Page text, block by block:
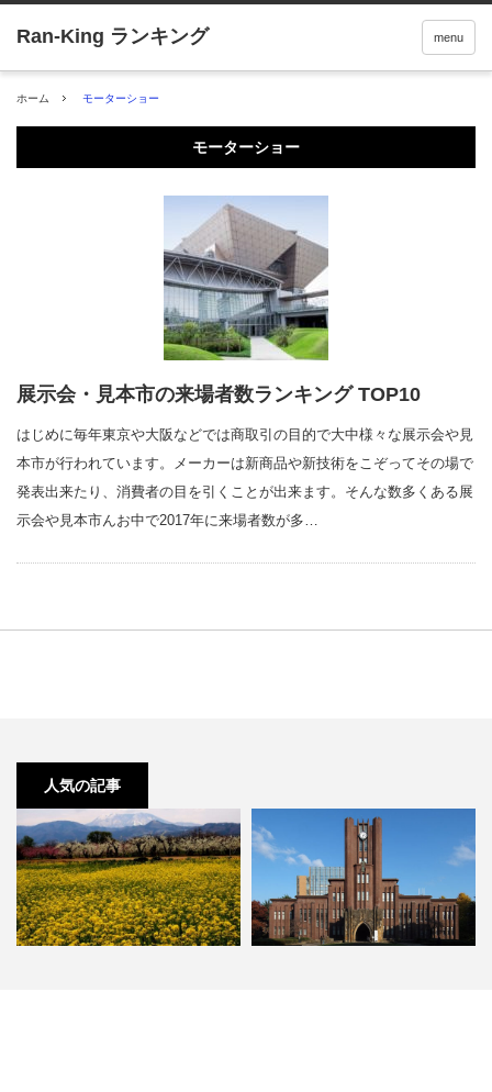
menu
ホーム モーターショー
モーターショー
展示会・見本市の来場者数ランキング TOP10
はじめに毎年東京や大阪などでは商取引の目的で大中様々な展示会や見
本市が行われています。メーカーは新商品や新技術をこぞってその場で
発表出来たり、消費者の目を引くことが出来ます。そんな数多くある展
示会や見本市んお中で2017年に来場者数が多…
人気の記事